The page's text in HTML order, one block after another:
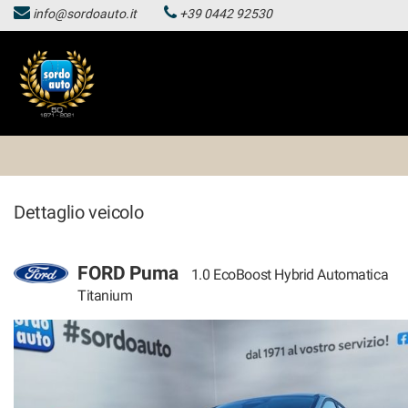
HOMEPAGE
LISTA VEICOLI
HOMEPAGE
info@sordoauto.it +39 0442 92530
Dettaglio veicolo
FORD Puma
1.0 EcoBoost Hybrid Automatica
Titanium
Le
tue
preferenze
di
consenso
pannello
consente
le
tue
preferenze
di
consenso